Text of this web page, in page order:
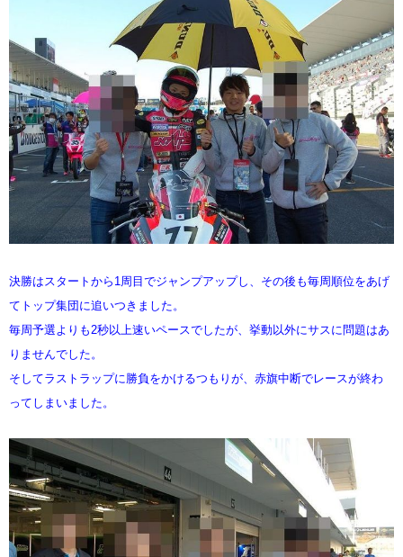
決勝はスタートから1周目でジャンプアップし、その後も毎周順位をあげ
てトップ集団に追いつきました。
毎周予選よりも2秒以上速いペースでしたが、挙動以外にサスに問題はあ
りませんでした。
そしてラストラップに勝負をかけるつもりが、赤旗中断でレースが終わ
ってしまいました。